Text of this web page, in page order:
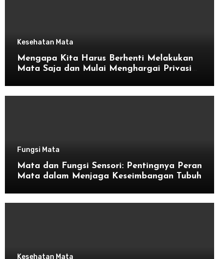
Kesehatan Mata
Mengapa Kita Harus Berhenti Melakukan
Mata Saja dan Mulai Menghargai Privasi
Fungsi Mata
Mata dan Fungsi Sensori: Pentingnya Peran
Mata dalam Menjaga Keseimbangan Tubuh
Kesehatan Mata